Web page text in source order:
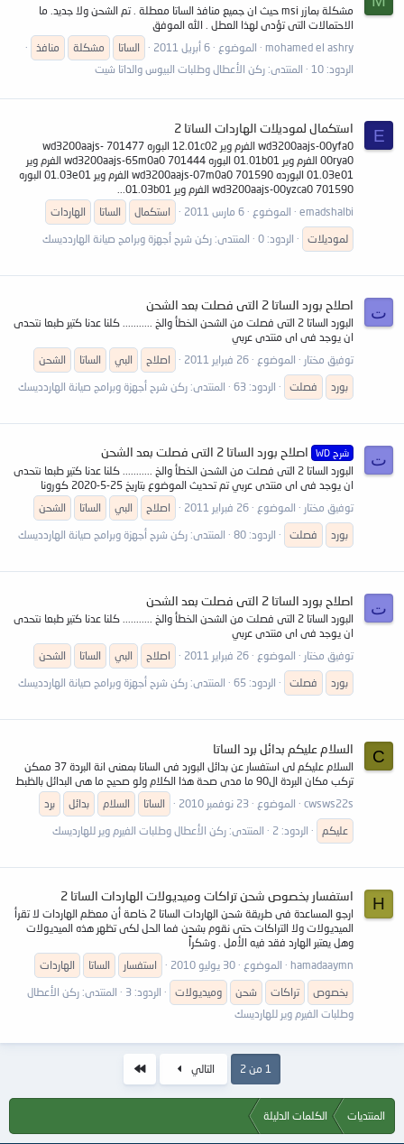
مشكلة بمازر msi حيث ان جميع منافذ الساتا معطلة . تم الشحن ولا جديد. ما
الاحتمالات التى تؤدى لهذا العطل . الله الموفق
mohamed el ashry
الموضوع 6 أبريل 2011 الساتا مشكلة
منافذ
الردود: 10
المنتدى: ركن الأعطال وطلبات البيوس والداتا شيت
E استكمال لموديلات الهاردات الساتا 2
wd3200aajs-00yfa0 الفرم وير 12.01c02 البوره 701477 wd3200aajs-
00rya0 الفرم وير 01.01b01 البوره 701444 wd3200aajs-65m0a0 الفرم وير
01.03e01 البورده 701590 wd3200aajs-07m0a0 الفرم وير 01.03e01 البوره
701590 wd3200aajs-00yzca0 الفرم وير 01.03b01...
emadshalbi
الموضوع 6 مارس 2011 استكمال الساتا
الهاردات
لموديلات
الردود: 0 المنتدى: ركن شرح أجهزة وبرامج صيانة الهاردديسك
ت اصلاح بورد الساتا 2 التى فصلت بعد الشحن
البورد الساتا 2 التى فصلت من الشحن الخطأ والخ ........... كلنا عدنا كتير طبعا نتحدى
ان يوجد فى اى منتدى عربي
توفيق مختار
الموضوع 26 فبراير 2011 اصلاح البي الساتا
الشحن
بورد
فصلت الردود: 63 المنتدى: ركن شرح أجهزة وبرامج صيانة الهاردديسك
ت شرح WD اصلاح بورد الساتا 2 التى فصلت بعد الشحن
البورد الساتا 2 التى فصلت من الشحن الخطأ والخ ........... كلنا عدنا كتير طبعا نتحدى
ان يوجد فى اى منتدى عربي تم تحديث الموضوع بتاريخ 25-5-2020 كورونا
توفيق مختار
الموضوع 26 فبراير 2011 اصلاح البي الساتا
الشحن
بورد
فصلت الردود: 80 المنتدى: ركن شرح أجهزة وبرامج صيانة الهاردديسك
ت اصلاح بورد الساتا 2 التى فصلت بعد الشحن
البورد الساتا 2 التى فصلت من الشحن الخطأ والخ ........... كلنا عدنا كتير طبعا نتحدى
ان يوجد فى اى منتدى عربي
توفيق مختار
الموضوع 26 فبراير 2011 اصلاح البي الساتا
الشحن
بورد
فصلت الردود: 65 المنتدى: ركن شرح أجهزة وبرامج صيانة الهاردديسك
C السلام عليكم بدائل برد الساتا
السلام عليكم لى استفسار عن بدائل البورد فى الساتا بمعنى انة البردة 37 ممكن
تركب مكان البردة ال90 ما مدى صحة هذا الكلام ولو صحيح ما هى البدائل بالظبط
cwsws22s
الموضوع 23 نوفمبر 2010 الساتا السلام بدائل
برد
عليكم
الردود: 2 المنتدى: ركن الأعطال وطلبات الفيرم وير للهارديسك
H استفسار بخصوص شحن تراكات وميديولات الهاردات الساتا 2
ارجو المساعدة فى طريقة شحن الهاردات الساتا 2 خاصة أن معظم الهاردات لا تقرأ
الميديولات ولا التراكات حتى نقوم بشحن فما الحل لكى تظهر هذه الميديولات
وهل يعتبر الهارد فقد فيه الأمل . وشكراً
hamadaaymn
الموضوع 30 يوليو 2010 استفسار الساتا
الهاردات
بخصوص
تراكات شحن وميديولات الردود: 3 المنتدى: ركن الأعطال
وطلبات الفيرم وير للهارديسك
1 من 2 التالي
المنتديات الكلمات الدليلة